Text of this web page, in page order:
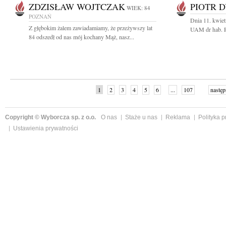
ZDZISŁAW WOJTCZAK WIEK: 84
POZNAŃ
Z głębokim żalem zawiadamiamy, że przeżywszy lat
84 odszedł od nas mój kochany Mąż, nasz...
PIOTR
Dnia 11.
UAM dr hab.
1 2 3 4 5 6 ... 107
Copyright © Wyborcza sp. z o.o. O nas Staże u nas Reklama
Polityka
Ustawienia prywatności